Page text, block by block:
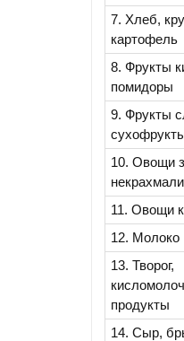
7. Хлеб,
картофель
8. Фрукты
помидоры
9. Фрукты
10. Овощи
11. Овощи
12. Молоко
13. Творог,
продукты
14. Сыр,